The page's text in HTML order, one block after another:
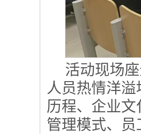
活动现场
人员热情洋
历程、企业
管理模式、